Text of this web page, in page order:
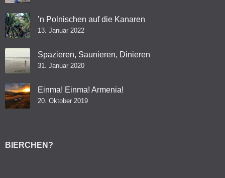
’n Polnischen auf die Kanaren
13. Januar 2022
Spazieren, Saunieren, Dinieren
31. Januar 2020
Einma! Einma! Armenia!
20. Oktober 2019
BIERCHEN?